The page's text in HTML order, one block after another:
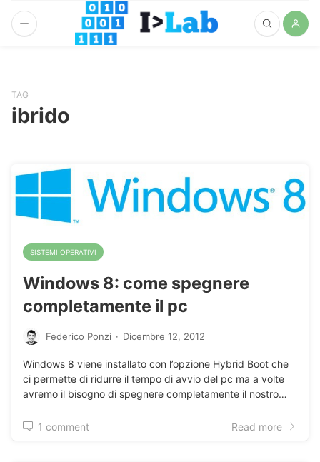
TAG
ibrido
SISTEMI OPERATIVI
Windows 8: come spegnere
completamente il pc
Federico Ponzi · Dicembre 12, 2012
Windows 8 viene installato con l’opzione Hybrid Boot che
ci permette di ridurre il tempo di avvio del pc ma a volte
avremo il bisogno di spegnere completamente il nostro…
1 comment Read more